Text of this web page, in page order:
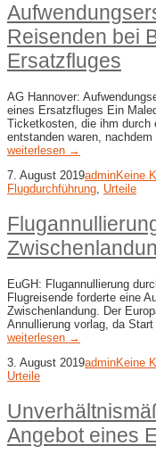
Reisenden bei
Ersatzfluges
AG Hannover:
eines Ersatzfluges Ein
Ticketkosten, die ihm durch
entstanden waren,
weiterlesen →
7. August 2019adminKeine
Flugdurchführung, Urteile
EuGH: Flugannullierung
Flugreisende forderte eine
Zwischenlandung. Der
Annullierung vorlag, da
weiterlesen →
3. August 2019adminKeine
Urteile
Angebot eines